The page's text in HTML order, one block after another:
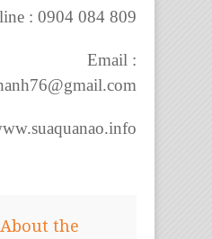
: 0904 084 809
Email :
About the